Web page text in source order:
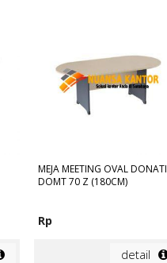
MEJA MEETING OVAL DONATI
DOMT 70 Z (180CM)
Rp
detail